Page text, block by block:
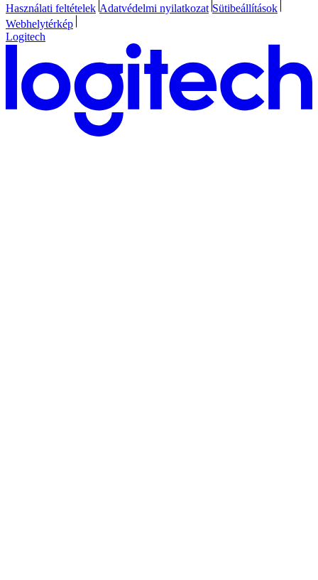
Használati feltételek Adatvédelmi nyilatkozat Sütibeállítások
Webhelytérkép
Logitech